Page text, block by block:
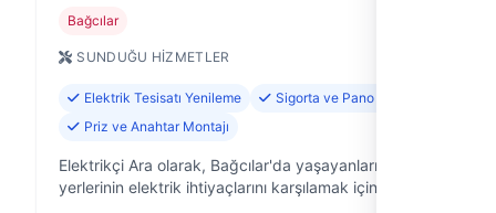
Bağcılar
SUNDUĞU HIZMETLER
Elektrik Tesisatı Yenileme
Sigorta ve Pano Tamiri
Priz ve Anahtar Montajı
Elektrikçi Ara olarak, Bağcılar'da yaşayanların ve iş
yerlerinin elektrik ihtiyaçlarını karşılamak için